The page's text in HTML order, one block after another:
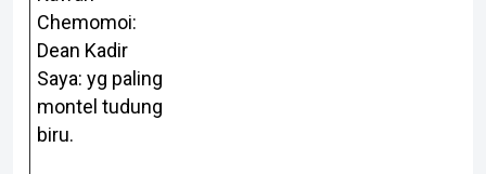
Chemomoi:
Dean Kadir
Saya: yg paling
montel tudung
biru.